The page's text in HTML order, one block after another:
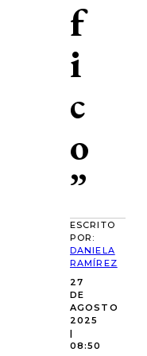
f
i
c
o
”
ESCRITO
POR:
DANIELA
RAMÍREZ
27
DE
AGOSTO
2025
|
08:50